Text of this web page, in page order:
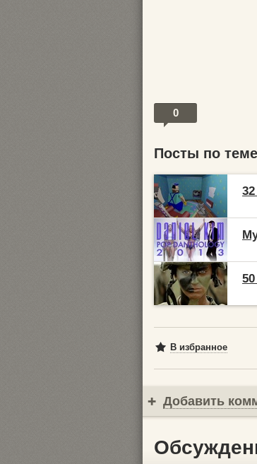
0
Посты по теме
В избранное
Добавить